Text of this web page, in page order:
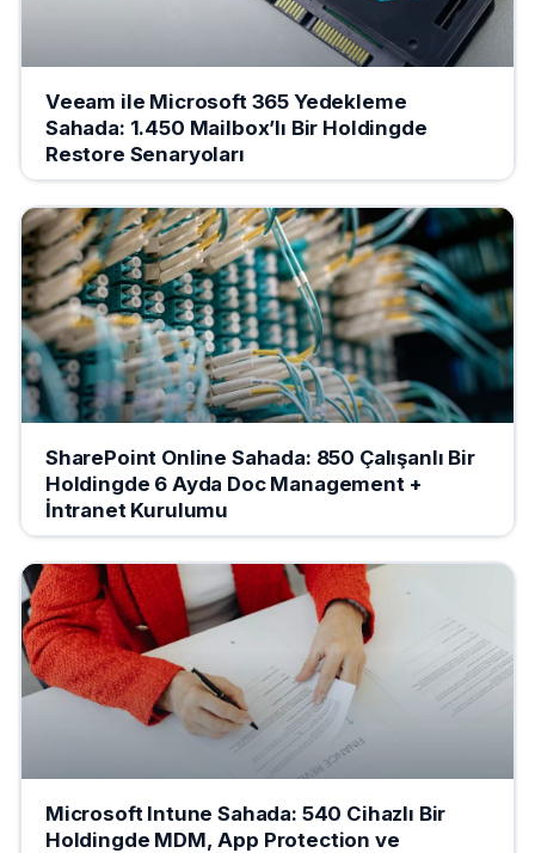
Veeam ile Microsoft 365 Yedekleme
Sahada: 1.450 Mailbox’lı Bir Holdingde
Restore Senaryoları
SharePoint Online Sahada: 850 Çalışanlı Bir
Holdingde 6 Ayda Doc Management +
İntranet Kurulumu
Microsoft Intune Sahada: 540 Cihazlı Bir
Holdingde MDM, App Protection ve